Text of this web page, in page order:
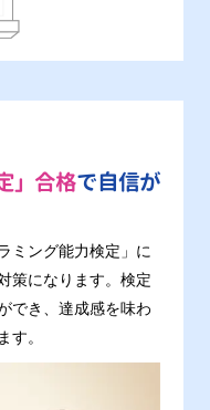
」合格で自信が
ミング能力検定」に
策になります。検定
でき、達成感を味わ
す。